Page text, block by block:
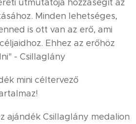
útmutatója hozzásegít az
Minden lehetséges,
is ott van az erő, ami
Ehhez az erőhöz
- Csillaglány
mini céltervező
ajándék Csillaglány medalion